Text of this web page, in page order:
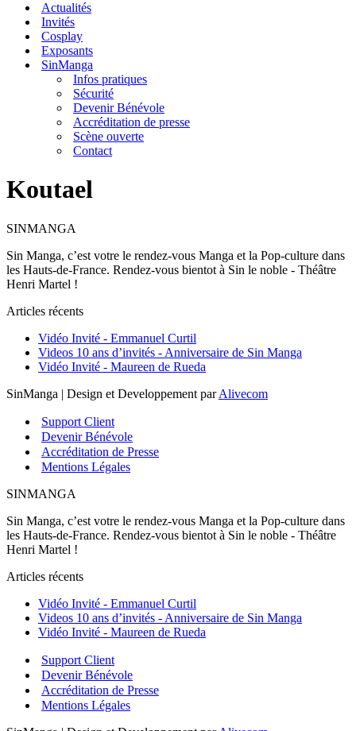
Actualités
Invités
Cosplay
Exposants
SinManga
Infos pratiques
Sécurité
Devenir Bénévole
Accréditation de presse
Scène ouverte
Contact
Koutael
SINMANGA
Sin Manga, c’est votre le rendez-vous Manga et la Pop-culture dans
les Hauts-de-France. Rendez-vous bientot à Sin le noble - Théâtre
Henri Martel !
Articles récents
Vidéo Invité - Emmanuel Curtil
Videos 10 ans d’invités - Anniversaire de Sin Manga
Vidéo Invité - Maureen de Rueda
SinManga | Design et Developpement parAlivecom
Support Client
Devenir Bénévole
Accréditation de Presse
Mentions Légales
SINMANGA
Sin Manga, c’est votre le rendez-vous Manga et la Pop-culture dans
les Hauts-de-France. Rendez-vous bientot à Sin le noble - Théâtre
Henri Martel !
Articles récents
Vidéo Invité - Emmanuel Curtil
Videos 10 ans d’invités - Anniversaire de Sin Manga
Vidéo Invité - Maureen de Rueda
Support Client
Devenir Bénévole
Accréditation de Presse
Mentions Légales